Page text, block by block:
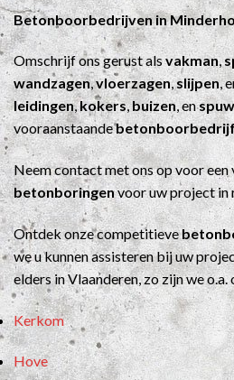
Betonboorbedrijven in
Omschrijf ons gerust alsvakman,
wandzagen,vloerzagen,slijpen,
leidingen,kokers,buizen, en
vooraanstaande
Neem contact met ons op voor
betonboringenvoor uw project in
Ontdek onze competitieve
we u kunnen assisteren bij uw
elders in Vlaanderen, zo zijn we
Kerkom
Hove